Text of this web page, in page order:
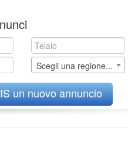
Scegli una regione...
un nuovo annuncio